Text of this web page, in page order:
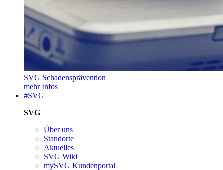
SVG Schadensprävention
mehr Infos
#SVG
SVG
Über uns
Standorte
Aktuelles
SVG Wiki
mySVG Kundenportal